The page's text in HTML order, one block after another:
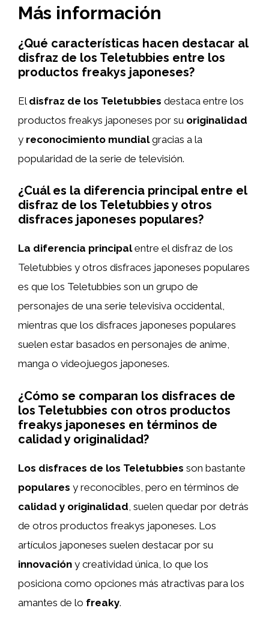
Más información
¿Qué características hacen destacar al
disfraz de los Teletubbies entre los
productos freakys japoneses?
El disfraz de los Teletubbies destaca entre los
productos freakys japoneses por su originalidad
y reconocimiento mundialgracias a la
popularidad de la serie de televisión.
¿Cuál es la diferencia principal entre el
disfraz de los Teletubbies y otros
disfraces japoneses populares?
La diferencia principalentre el disfraz de los
Teletubbies y otros disfraces japoneses populares
es que los Teletubbies son un grupo de
personajes de una serie televisiva occidental,
mientras que los disfraces japoneses populares
suelen estar basados en personajes de anime,
manga o videojuegos japoneses.
¿Cómo se comparan los disfraces de
los Teletubbies con otros productos
freakys japoneses en términos de
calidad y originalidad?
Los disfraces de los Teletubbies son bastante
populares y reconocibles, pero en términos de
calidad y originalidad , suelen quedar por detrás
de otros productos freakys japoneses. Los
artículos japoneses suelen destacar por su
innovación y creatividad única, lo que los
posiciona como opciones más atractivas para los
amantes de lo freaky.